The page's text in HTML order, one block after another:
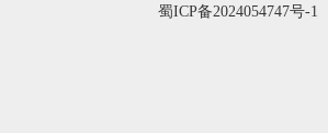
蜀ICP备2024054747号-1